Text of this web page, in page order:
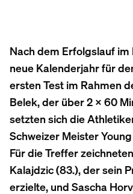
Nach dem Erfolgslauf
neue Kalenderjahr für
ersten Test im Rahmen
Belek, der über 2 x 60
setzten sich die
Schweizer Meister
Für die Treffer
Kalajdzic (83.), der sein
erzielte, und Sascha